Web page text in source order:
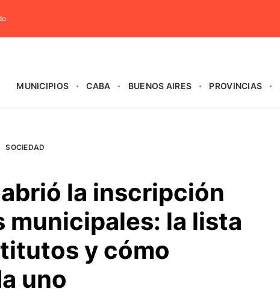
MUNICIPIOS CABA BUENOS AIRES PROVINCIAS
SOCIEDAD
la inscripción
municipales: la lista
y cómo
uno